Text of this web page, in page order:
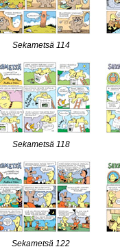
Sekametsä 114
Sekametsä 118
Sekametsä 122